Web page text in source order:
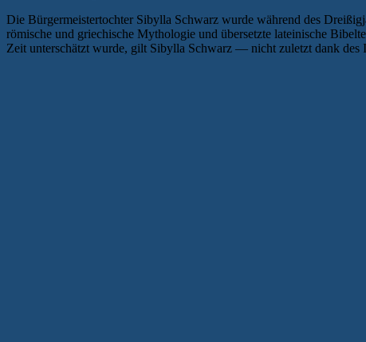
Die Bürgermeistertochter Sibylla Schwarz wurde während des
römische und griechische Mythologie und übersetzte lateinische
Zeit unterschätzt wurde, gilt Sibylla Schwarz — nicht zuletzt dank des